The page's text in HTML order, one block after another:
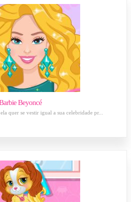
Beyoncé
quer se vestir igual a sua celebridade pr...